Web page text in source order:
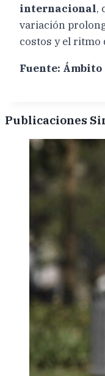
internacional,
variación
costos y el ritmo
Fuente: Ámbito
Publicaciones